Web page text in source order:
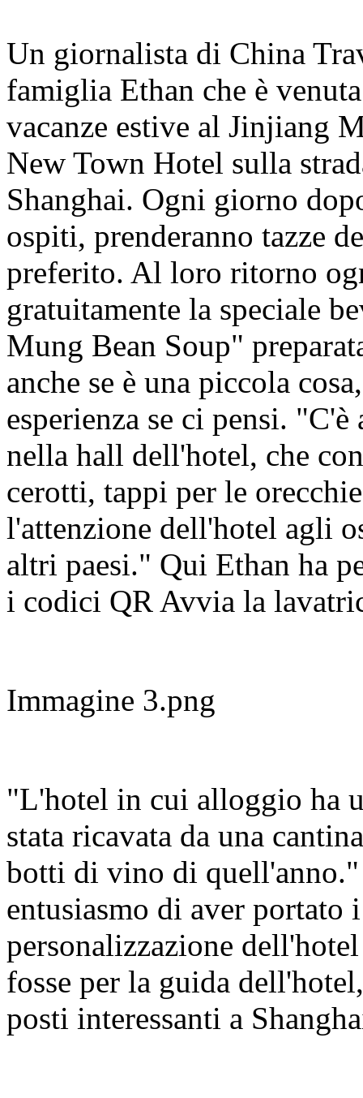
Un giornalista di China
famiglia Ethan che è
vacanze estive al Jinjiang
New Town Hotel sulla
Shanghai. Ogni giorno
ospiti, prenderanno tazze
preferito. Al loro ritorno
gratuitamente la speciale
Mung Bean Soup"
anche se è una piccola
esperienza se ci pensi.
nella hall dell'hotel, che
cerotti, tappi per le
l'attenzione dell'hotel agli
altri paesi." Qui Ethan ha
i codici QR Avvia la
Immagine 3.png
"L'hotel in cui alloggio ha
stata ricavata da una
botti di vino di quell'anno."
entusiasmo di aver
personalizzazione
fosse per la guida
posti interessanti a